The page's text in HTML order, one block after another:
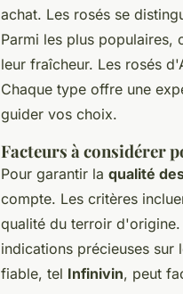
achat. Les rosés se
Parmi les plus populaires,
leur fraîcheur. Les rosés
Chaque type offre une
guider vos choix.
Facteurs à considérer
Pour garantir la qualité
compte. Les critères
qualité du terroir
indications précieuses sur
fiable, tel Infinivin, peut